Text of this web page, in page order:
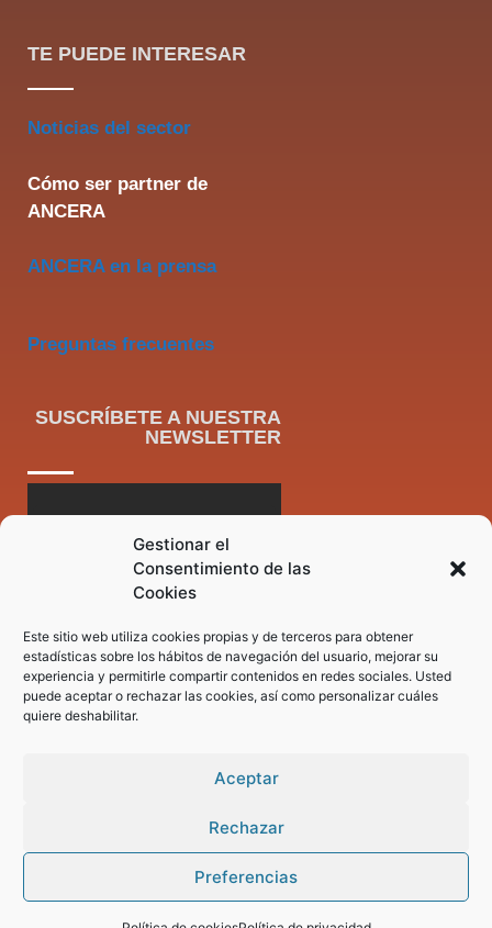
Gestionar el
Consentimiento de las
Cookies
Este sitio web utiliza cookies propias y de terceros para obtener
estadísticas sobre los hábitos de navegación del usuario, mejorar su
experiencia y permitirle compartir contenidos en redes sociales. Usted
puede aceptar o rechazar las cookies, así como personalizar cuáles
quiere deshabilitar.
Aceptar
Rechazar
Preferencias
TE PUEDE INTERESAR
Noticias del sector
Cómo ser partner de
ANCERA
ANCERA en la prensa
Preguntas frecuentes
SUSCRÍBETE A NUESTRA
NEWSLETTER